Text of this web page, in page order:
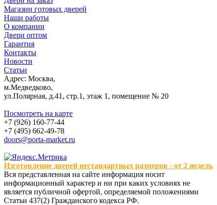
Магазин готовых дверей
Наши работы
О компании
Двери оптом
Гарантия
Контакты
Новости
Статьи
Адрес: Москва,
м.Медведково,
ул.Полярная, д.41, стр.1, этаж 1, помещение № 20
Посмотреть на карте
+7 (926) 160-77-44
+7 (495) 662-49-78
doors@porta-market.ru
Изготовление дверей нестандартных размеров - от 2 недель
Вся представленная на сайте информация носит
информационный характер и ни при каких условиях не
является публичной офертой, определяемой положениями
Статьи 437(2) Гражданского кодекса РФ.